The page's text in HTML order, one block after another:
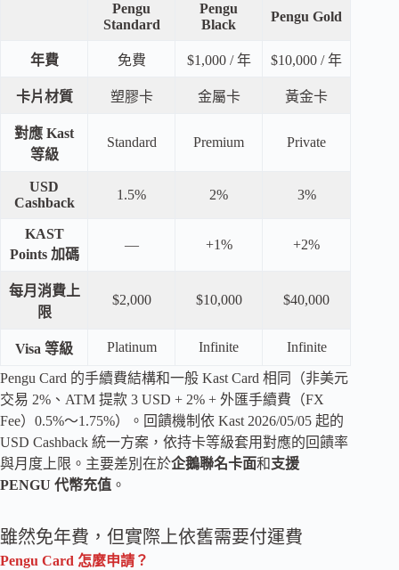
Pengu
Standard
Pengu
Black
Pengu Gold
年費 免費 $1,000 / 年 $10,000 / 年
卡片材質 塑膠卡 金屬卡 黃金卡
對應 Kast
等級
Standard Premium Private
USD
Cashback
1.5% 2% 3%
KAST
Points 加碼
— +1% +2%
每月消費上
限
$2,000 $10,000 $40,000
Visa 等級 Platinum Infinite Infinite
Pengu Card 的手續費結構和一般 Kast Card 相同（非美元
交易 2%、ATM 提款 3 USD + 2% + 外匯手續費（FX
Fee）0.5%～1.75%）。回饋機制依 Kast 2026/05/05 起的
USD Cashback 統一方案，依持卡等級套用對應的回饋率
與月度上限。主要差別在於企鵝聯名卡面和支援
PENGU 代幣充值 。
雖然免年費，但實際上依舊需要付運費
Pengu Card 怎麼申請？